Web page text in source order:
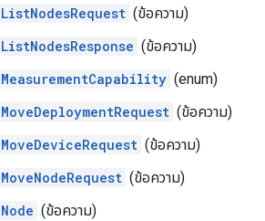
ListNodesRequest (ข้อความ)
ListNodesResponse (ข้อความ)
MeasurementCapability (enum)
MoveDeploymentRequest (ข้อความ)
MoveDeviceRequest (ข้อความ)
MoveNodeRequest (ข้อความ)
Node (ข้อความ)